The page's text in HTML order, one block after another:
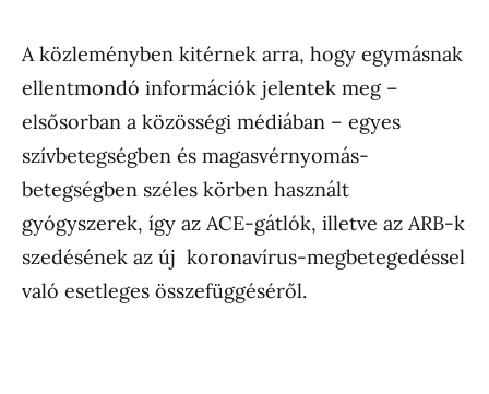
A közleményben kitérnek arra, hogy egymásnak
ellentmondó információk jelentek meg –
elsősorban a közösségi médiában – egyes
szívbetegségben és magasvérnyomás-
betegségben széles körben használt
gyógyszerek, így az ACE-gátlók, illetve az ARB-k
szedésének az új koronavírus-megbetegedéssel
való esetleges összefüggéséről.